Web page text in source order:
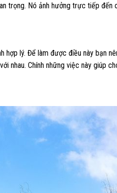
trọng. Nó ảnh hưởng trực tiếp đến
hợp lý. Để làm được điều này bạn
nhau. Chính những việc này giúp